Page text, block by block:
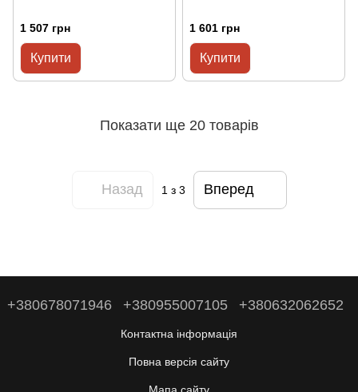
1 507 грн
Купити
1 601 грн
Купити
Показати ще 20 товарів
Назад 1 з 3 Вперед
+380678071946 +380955007105 +380632062652
Контактна інформація
Повна версія сайту
Мапа сайту